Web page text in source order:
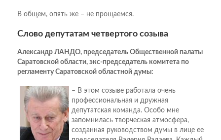
В общем, опять же – не прощаемся.
Слово депутатам четвертого созыва
Александр ЛАНДО, председатель Общественной палаты
Саратовской области, экс-председатель комитета по
регламенту Саратовской областной думы:
– В этом созыве работала очень
профессиональная и дружная
депутатская команда. Особо мне
запомнилась творческая атмосфера,
созданная руководством думы в лице ее